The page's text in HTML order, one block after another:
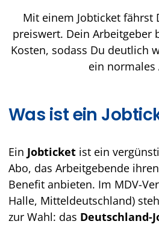
Mit einem Jobticket fährst
preiswert. Dein Arbeitgeber
Kosten, sodass Du deutlich
ein normales
Was ist ein
Ein Jobticket ist ein
Abo, das Arbeitgebende
Benefit anbieten. Im MDV-
Halle, Mitteldeutschland)
zur Wahl: das Deutschland-